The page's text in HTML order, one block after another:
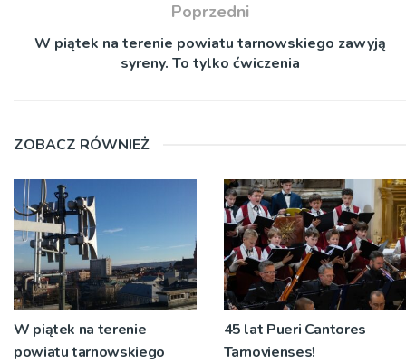
Poprzedni
W piątek na terenie powiatu tarnowskiego zawyją
syreny. To tylko ćwiczenia
ZOBACZ RÓWNIEŻ
W piątek na terenie
powiatu tarnowskiego
45 lat Pueri Cantores
Tarnovienses!